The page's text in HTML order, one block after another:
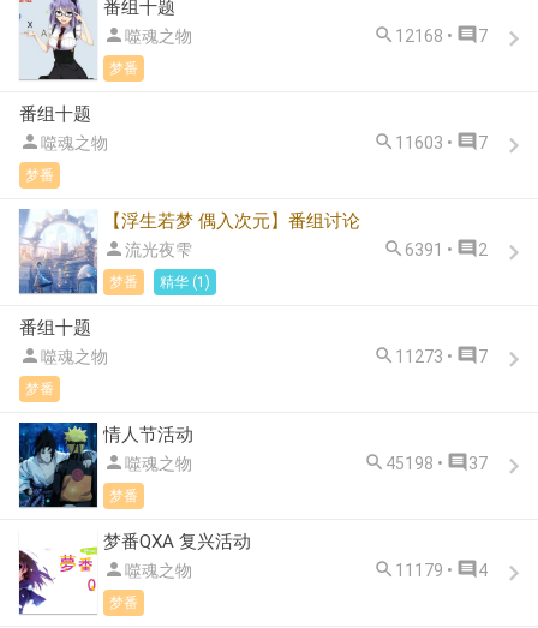
番组十题
噬魂之物  12168 •  7
梦番
番组十题
噬魂之物  11603 •  7
梦番
【浮生若梦 偶入次元】番组讨论
流光夜雫  6391 •  2
梦番 精华 (1)
番组十题
噬魂之物  11273 •  7
梦番
情人节活动
噬魂之物  45198 •  37
梦番
梦番QXA 复兴活动
噬魂之物  11179 •  4
梦番